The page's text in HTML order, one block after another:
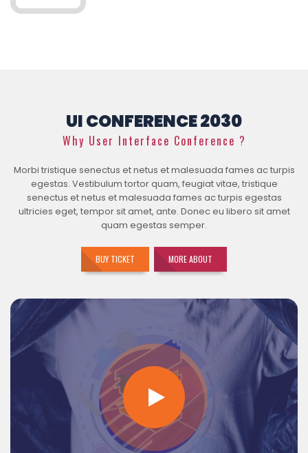
UI CONFERENCE 2030
Why User Interface Conference ?
Morbi tristique senectus et netus et malesuada fames ac turpis
egestas. Vestibulum tortor quam, feugiat vitae, tristique
senectus et netus et malesuada fames ac turpis egestas
ultricies eget, tempor sit amet, ante. Donec eu libero sit amet
quam egestas semper.
BUY TICKET MORE ABOUT